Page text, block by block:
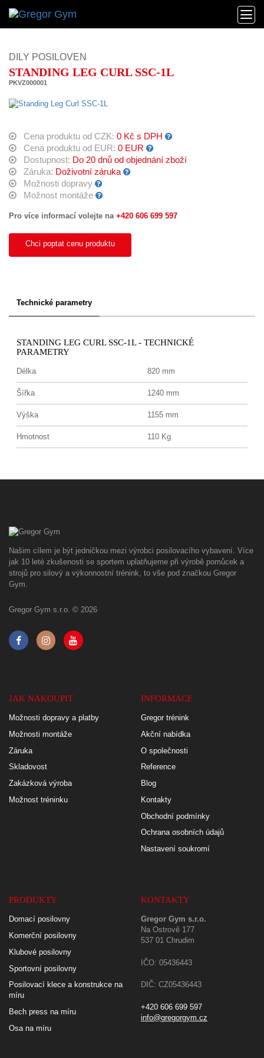
DILY POSILOVEN
STANDING LEG CURL SSC-1L
PKVZ000001
Cena produktu od CZK: 0 Kč s DPH
Cena produktu od EUR: 0 EUR
Dostupnost: Do 20 dnů od objednání zboží
Záruka: Doživotní záruka
Možnosti dopravy
Možnost montáže
Pro více informací volejte na +420 606 699 597
Chci poptat cenu produktu
Technické parametry
STANDING LEG CURL SSC-1L - TECHNICKÉ
PARAMETRY
Délka 820 mm
Šířka 1240 mm
Výška 1155 mm
Hmotnost 110 Kg
Našim cílem je být jedničkou mezi výrobci posilovacího vybavení. Více
jak 10 leté zkušenosti se sportem uplatňujeme při výrobě pomůcek a
strojů pro silový a výkonnostní trénink, to vše pod značkou Gregor
Gym.
Gregor Gym s.r.o. © 2026
JAK NAKOUPIT
Možnosti dopravy a platby
Možnosti montáže
Záruka
Skladovost
Zakázková výroba
Možnost tréninku
INFORMACE
Gregor trénink
Akční nabídka
O společnosti
Reference
Blog
Kontakty
Obchodní podmínky
Ochrana osobních údajů
Nastavení soukromí
PRODUKTY
Domací posilovny
Komerční posilovny
Klubové posilovny
Sportovní posilovny
Posilovací klece a konstrukce na
míru
Bech press na míru
Osa na míru
KONTAKTY
Gregor Gym s.r.o.
Na Ostrově 177
537 01 Chrudim
IČO: 05436443
DIČ: CZ05436443
+420 606 699 597
info@gregorgym.cz